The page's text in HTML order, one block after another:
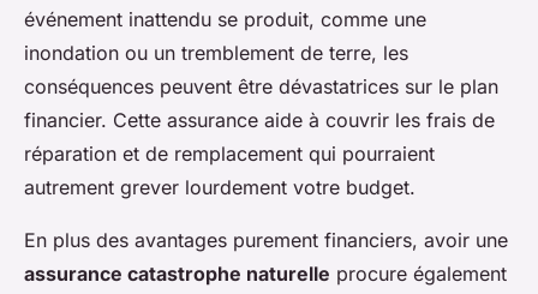
événement inattendu se produit, comme une
inondation ou un tremblement de terre, les
conséquences peuvent être dévastatrices sur le plan
financier. Cette assurance aide à couvrir les frais de
réparation et de remplacement qui pourraient
autrement grever lourdement votre budget.
En plus des avantages purement financiers, avoir une
assurance catastrophe naturelle procure également